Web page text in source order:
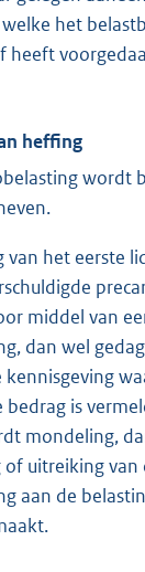
het
heeft
heffing
wordt
van het eerste
middel van
dan wel
kennisgeving
bedrag is
mondeling,
uitreiking van
aan de